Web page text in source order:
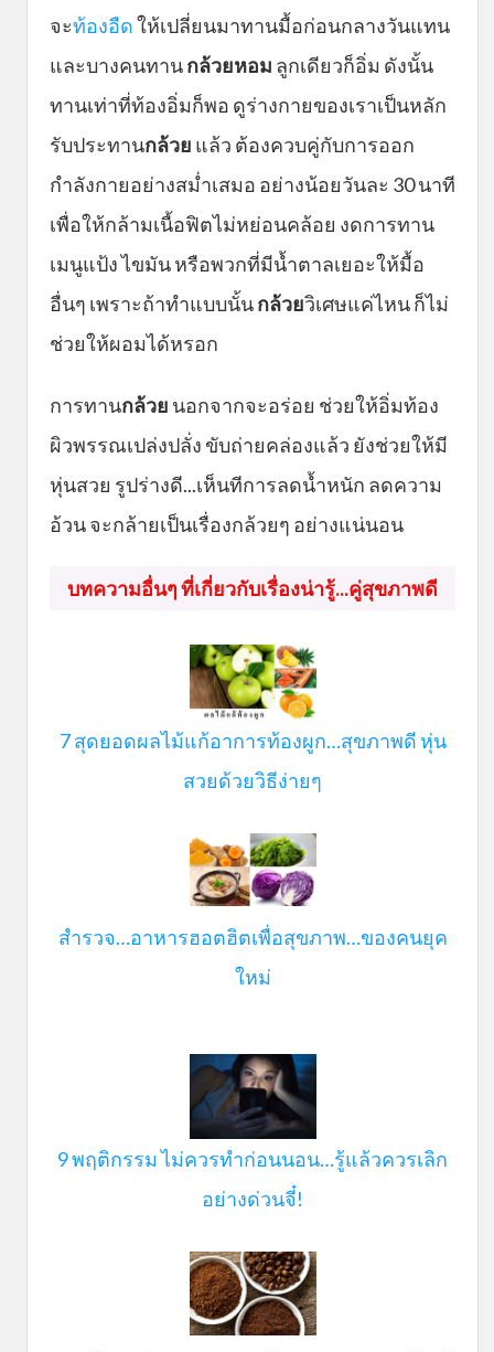
จะท้องอืดให้เปลี่ยนมาทานมื้อก่อนกลางวันแทน
และบางคนทานกล้วยหอม ลูกเดียวก็อิ่ม ดังนั้น
ทานเท่าที่ท้องอิ่มก็พอ ดูร่างกายของเราเป็นหลัก
รับประทานกล้วย แล้ว ต้องควบคู่กับการออก
กำลังกายอย่างสม่ำเสมอ อย่างน้อยวันละ 30 นาที
เพื่อให้กล้ามเนื้อฟิตไม่หย่อนคล้อย งดการทาน
เมนูแป้ง ไขมัน หรือพวกที่มีน้ำตาลเยอะให้มื้อ
อื่นๆ เพราะถ้าทำแบบนั้นกล้วยวิเศษแค่ไหน ก็ไม่
ช่วยให้ผอมได้หรอก
การทานกล้วย นอกจากจะอร่อย ช่วยให้อิ่มท้อง
ผิวพรรณเปล่งปลั่ง ขับถ่ายคล่องแล้ว ยังช่วยให้มี
หุ่นสวย รูปร่างดี...เห็นทีการลดน้ำหนัก ลดความ
อ้วน จะกล้ายเป็นเรื่องกล้วยๆ อย่างแน่นอน
บทความอื่นๆ ที่เกี่ยวกับเรื่องน่ารู้...คู่สุขภาพดี
7 สุดยอดผลไม้แก้อาการท้องผูก…สุขภาพดี หุ่น
สวยด้วยวิธีง่ายๆ
สำรวจ…อาหารฮอตฮิตเพื่อสุขภาพ…ของคนยุค
ใหม่
9 พฤติกรรม ไม่ควรทำก่อนนอน…รู้แล้วควรเลิก
อย่างด่วนจี๋!